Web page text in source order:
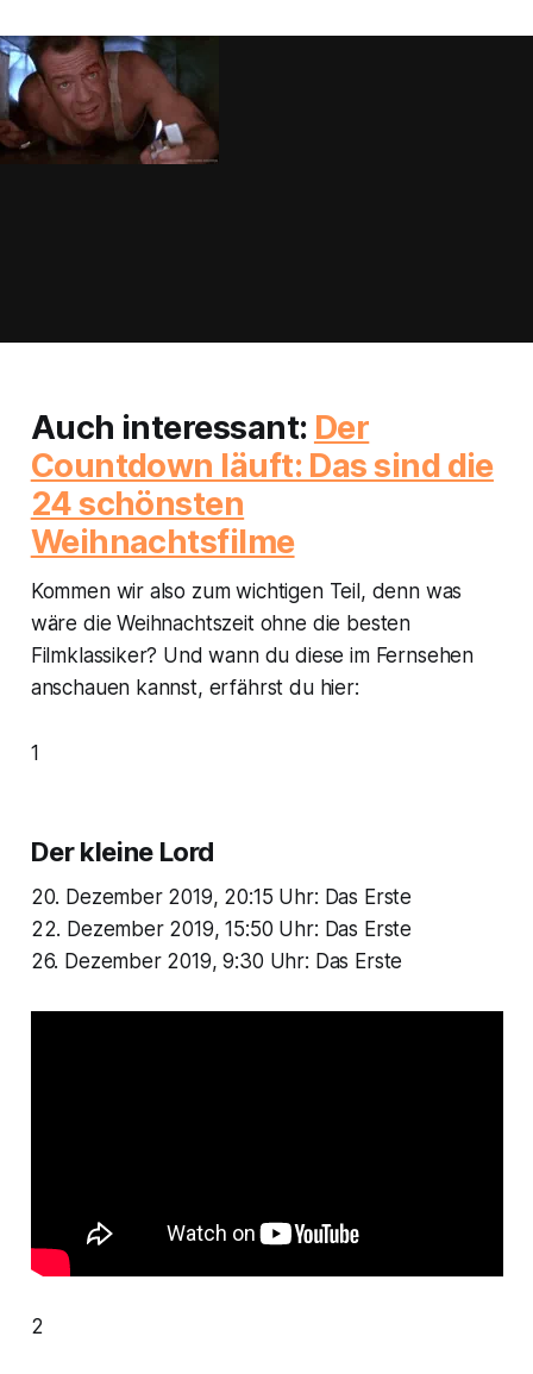
Auch interessant: Der
Countdown läuft: Das sind die
24 schönsten
Weihnachtsfilme
Kommen wir also zum wichtigen Teil, denn was
wäre die Weihnachtszeit ohne die besten
Filmklassiker? Und wann du diese im Fernsehen
anschauen kannst, erfährst du hier:
1
Der kleine Lord
20. Dezember 2019, 20:15 Uhr: Das Erste
22. Dezember 2019, 15:50 Uhr: Das Erste
26. Dezember 2019, 9:30 Uhr: Das Erste
2